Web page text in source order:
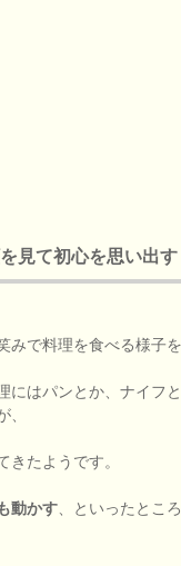
見て初心を思い出す
みで料理を食べる様子を
にはパンとか、ナイフ
、
きたようです。
動かす、といったとこ